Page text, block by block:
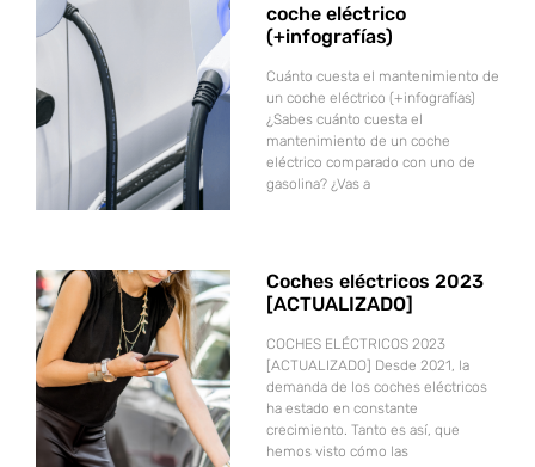
coche eléctrico
(+infografías)
Cuánto cuesta el mantenimiento de
un coche eléctrico (+infografías)
¿Sabes cuánto cuesta el
mantenimiento de un coche
eléctrico comparado con uno de
gasolina? ¿Vas a
Coches eléctricos 2023
[ACTUALIZADO]
COCHES ELÉCTRICOS 2023
[ACTUALIZADO] Desde 2021, la
demanda de los coches eléctricos
ha estado en constante
crecimiento. Tanto es así, que
hemos visto cómo las